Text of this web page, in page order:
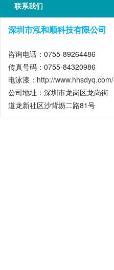
联系我们
深圳市泓和顺科技有限公司
咨询电话：0755-89264486
传真号码：0755-84320986
电泳漆： http://www.hhsdyq.com/
公司地址：深圳市龙岗区龙岗街
道龙新社区沙背坜二路81号